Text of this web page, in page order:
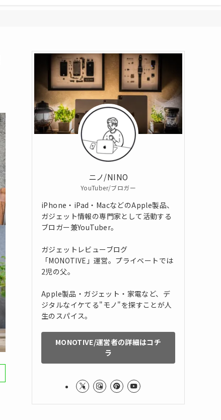
ニノ/NINO
YouTuber/ブロガー
iPhone・iPad・MacなどのApple製品、
ガジェット情報の専門家として活動する
ブロガー兼YouTuber。
ガジェットレビューブログ
「MONOTIVE」運営。プライベートでは
2児の父。
Apple製品・ガジェット・家電など、デ
ジタルなイケてる"モノ"を探すことが人
生のスパイス。
MONOTIVE/運営者の詳細はコチ
ラ